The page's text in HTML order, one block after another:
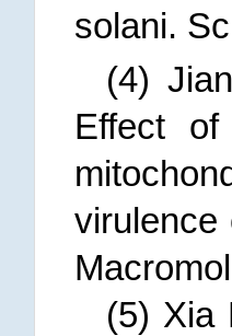
solani.
(4)
Effect of
virulence
(5) Xia